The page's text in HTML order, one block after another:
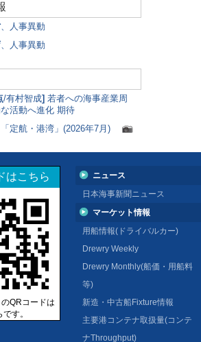
、人事異動
、人事異動
/有村智成] 若者への海事産業周
な活動へ進化 期待
定航・港湾」(2026年7月)
はこちら
QRコードは
す。
ニュース
日本海事新聞ニュース
マーケット情報
用船情報(ドライバルカー)
Drewry Weekly
Drewry Monthly(船価・用船料
等)
新造・中古船Fixture情報
主要港コンテナ取扱量(コンテ
ナThroughput)